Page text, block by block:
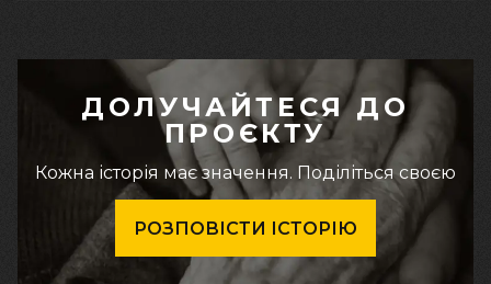
ДОЛУЧАЙТЕСЯ ДО
ПРОЄКТУ
Кожна історія має значення. Поділіться своєю
РОЗПОВІСТИ ІСТОРІЮ